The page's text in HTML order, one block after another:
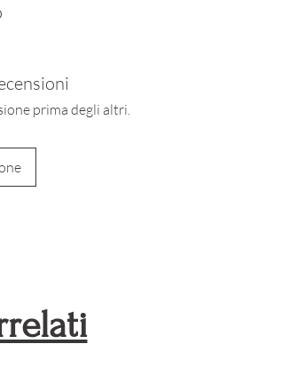
l'indumento
L'esposizione alla luce solare può
prima degli altri.